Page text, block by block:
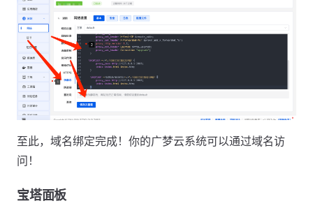
至此，域名绑定完成！你的广梦云系统可以通过域名访
问！
宝塔面板